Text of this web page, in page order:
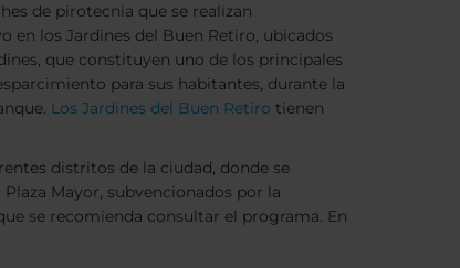
de pirotecnia que se realizan
en los Jardines del Buen Retiro, ubicados
que constituyen uno de los principales
para sus habitantes, durante la
Los Jardines del Buen Retiro tienen
distritos de la ciudad, donde se
Mayor, subvencionados por la
se recomienda consultar el programa. En